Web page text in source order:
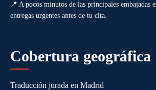
📍 A pocos minutos de las principales embajadas
entregas urgentes antes de tu cita.
Cobertura geográfica
Traducción jurada en Madrid